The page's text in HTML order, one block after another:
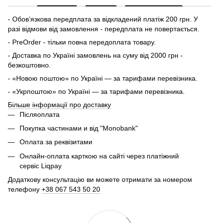
- Обов’язкова передплата за відкладений платіж 200 грн. У
разі відмови від замовлення - передплата не повертається.
- PreOrder - тільки повна передоплата товару.
- Доставка по Україні замовлень на суму від 2000 грн -
безкоштовно.
- «Новою поштою» по Україні — за тарифами перевізника.
- «Укрпоштою» по Україні — за тарифами перевізника.
Більше інформації про доставку
Післяоплата
Покупка частинами и від "Monobank"
Оплата за реквізитами
Онлайн-оплата карткою на сайті через платіжний
сервіс Liqpay
Додаткову консультацію ви можете отримати за номером
телефону +38 067 543 50 20